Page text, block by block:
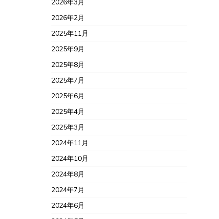
2026年3月
2026年2月
2025年11月
2025年9月
2025年8月
2025年7月
2025年6月
2025年4月
2025年3月
2024年11月
2024年10月
2024年8月
2024年7月
2024年6月